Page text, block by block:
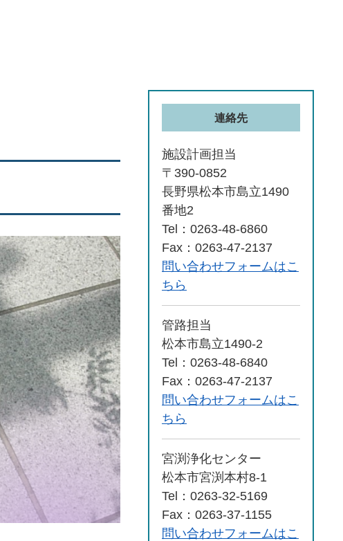
連絡先
施設計画担当
〒390-0852
長野県松本市島立1490
番地2
Tel：0263-48-6860
Fax：0263-47-2137
問い合わせフォームはこ
ちら
管路担当
松本市島立1490-2
Tel：0263-48-6840
Fax：0263-47-2137
問い合わせフォームはこ
ちら
宮渕浄化センター
松本市宮渕本村8-1
Tel：0263-32-5169
Fax：0263-37-1155
問い合わせフォームはこ